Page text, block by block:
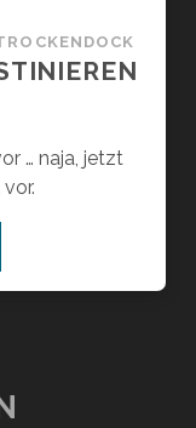
… naja, jetzt